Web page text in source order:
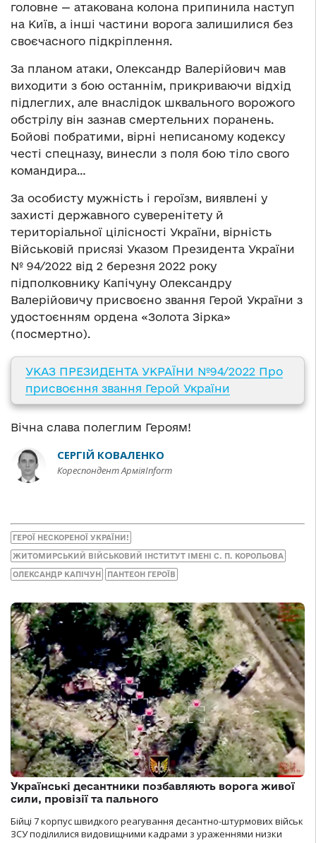
головне — атакована колона припинила наступ
на Київ, а інші частини ворога залишилися без
своєчасного підкріплення.
За планом атаки, Олександр Валерійович мав
виходити з бою останнім, прикриваючи відхід
підлеглих, але внаслідок шквального ворожого
обстрілу він зазнав смертельних поранень.
Бойові побратими, вірні неписаному кодексу
честі спецназу, винесли з поля бою тіло свого
командира…
За особисту мужність і героїзм, виявлені у
захисті державного суверенітету й
територіальної цілісності України, вірність
Військовій присязі Указом Президента України
№ 94/2022 від 2 березня 2022 року
підполковнику Капічуну Олександру
Валерійовичу присвоєно звання Герой України з
удостоєнням ордена «Золота Зірка»
(посмертно).
УКАЗ ПРЕЗИДЕНТА УКРАЇНИ №94/2022 Про
присвоєння звання Герой України
Вічна слава полеглим Героям!
СЕРГІЙ КОВАЛЕНКО
Кореспондент АрміяInform
ГЕРОЇ НЕСКОРЕНОЇ УКРАЇНИ!
ЖИТОМИРСЬКИЙ ВІЙСЬКОВИЙ ІНСТИТУТ ІМЕНІ С. П. КОРОЛЬОВА
ОЛЕКСАНДР КАПІЧУН ПАНТЕОН ГЕРОЇВ
Українські десантники позбавляють ворога живої
сили, провізії та пального
Бійці 7 корпус швидкого реагування десантно-штурмових військ
ЗСУ поділилися видовищними кадрами з ураженнями низки